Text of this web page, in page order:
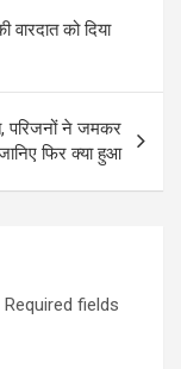
को दिया
परिजनों ने जमकर
फिर क्या हुआ
Required fields